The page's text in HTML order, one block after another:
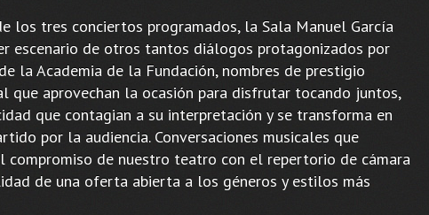
los tres conciertos programados, la Sala Manuel García
escenario de otros tantos diálogos protagonizados por
la Academia de la Fundación, nombres de prestigio
que aprovechan la ocasión para disfrutar tocando juntos,
que contagian a su interpretación y se transforma en
por la audiencia. Conversaciones musicales que
compromiso de nuestro teatro con el repertorio de cámara
de una oferta abierta a los géneros y estilos más